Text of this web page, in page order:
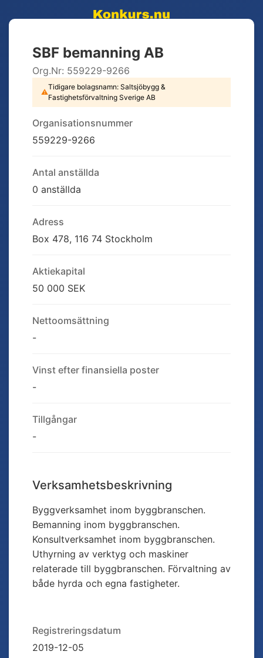
SBF bemanning AB
Org.Nr: 559229-9266
⚠
Tidigare bolagsnamn: Saltsjöbygg &
Fastighetsförvaltning Sverige AB
Organisationsnummer
559229-9266
Antal anställda
0 anställda
Adress
Box 478, 116 74 Stockholm
Aktiekapital
50 000 SEK
Nettoomsättning
-
Vinst efter finansiella poster
-
Tillgångar
-
Verksamhetsbeskrivning
Byggverksamhet inom byggbranschen.
Bemanning inom byggbranschen.
Konsultverksamhet inom byggbranschen.
Uthyrning av verktyg och maskiner
relaterade till byggbranschen. Förvaltning av
både hyrda och egna fastigheter.
Registreringsdatum
2019-12-05